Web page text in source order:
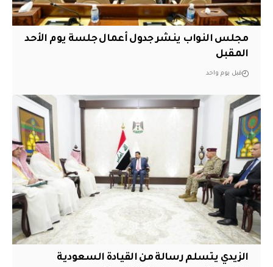
مجلس النواب ينشر جدول أعمال جلسة يوم الأحد
المقبل
قبل يوم واحد
الزيدي يتسلم رسالة من القيادة السعودية